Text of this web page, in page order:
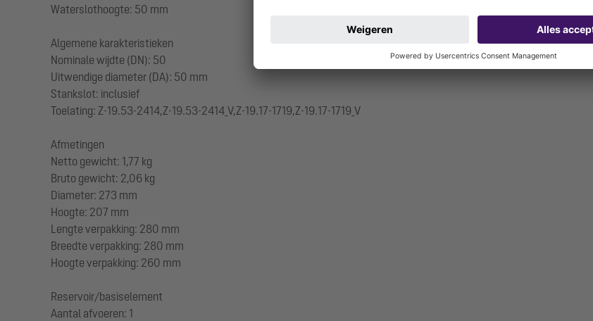
Waterslothoogte: 50 mm
Algemene karakteristieken
Nominale wijdte (DN): 50
Uitwendige diameter (DA): 50 mm
Stankslot: inclusief
Toelating: Z-19.53-2414,Z-19.53-2414_V,Z-19.17-1719,Z-19.17-1719_V
Afmetingen
Netto gewicht: 1,77 kg
Bruto gewicht: 2,06 kg
Diameter: 273 mm
Hoogte: 207 mm
Lengte verpakking: 280 mm
Breedte verpakking: 280 mm
Hoogte verpakking: 260 mm
Reservoir/basiselement
Aantal afvoeren: 1